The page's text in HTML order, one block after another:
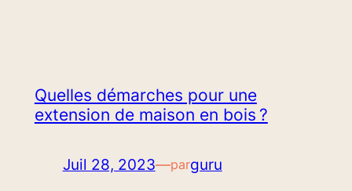
Quelles démarches pour une
extension de maison en bois ?
Juil 28, 2023—parguru